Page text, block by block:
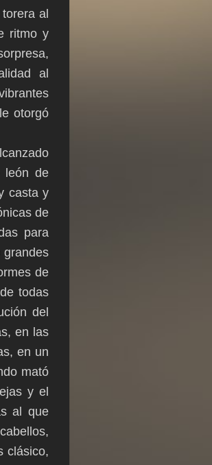
al
ritmo y
al
otorgó
león de
casta y
de
para
grandes
de
todas
del
en las
en un
mató
y el
al que
clásico,